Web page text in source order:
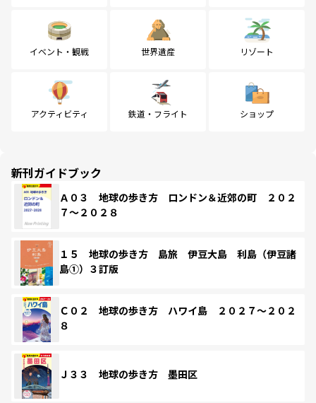
イベント・観戦 世界遺産 リゾート
アクティビティ 鉄道・フライト ショップ
新刊ガイドブック
Ａ０３ 地球の歩き方 ロンドン＆近郊の町 ２０２
７～２０２８
１５ 地球の歩き方 島旅 伊豆大島 利島（伊豆諸
島①）３訂版
Ｃ０２ 地球の歩き方 ハワイ島 ２０２７～２０２
８
Ｊ３３ 地球の歩き方 墨田区